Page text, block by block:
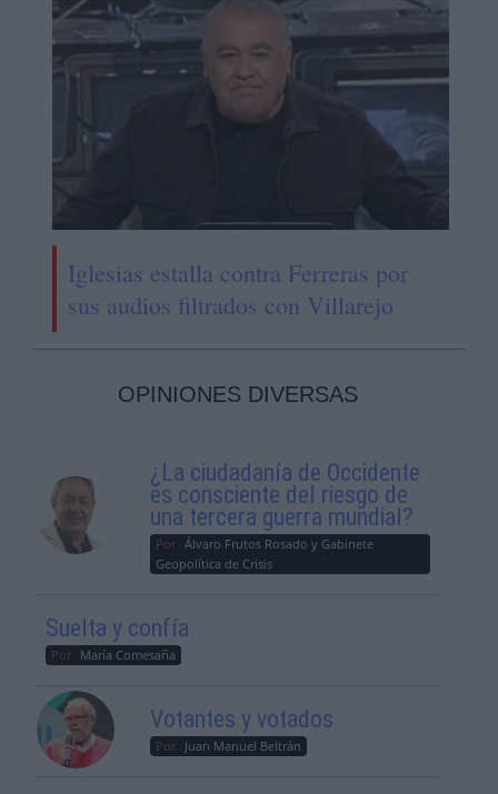
Iglesias estalla contra Ferreras por
sus audios filtrados con Villarejo
OPINIONES DIVERSAS
¿La ciudadanía de Occidente
es consciente del riesgo de
una tercera guerra mundial?
Por Álvaro Frutos Rosado y Gabinete
Geopolítica de Crisis
Suelta y confía
Por María Comesaña
Votantes y votados
Por Juan Manuel Beltrán